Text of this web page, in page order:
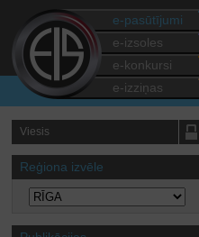
e-pasūtījumi
e-izsoles
e-konkursi
e-izziņas
Viesis
Reģiona izvēle